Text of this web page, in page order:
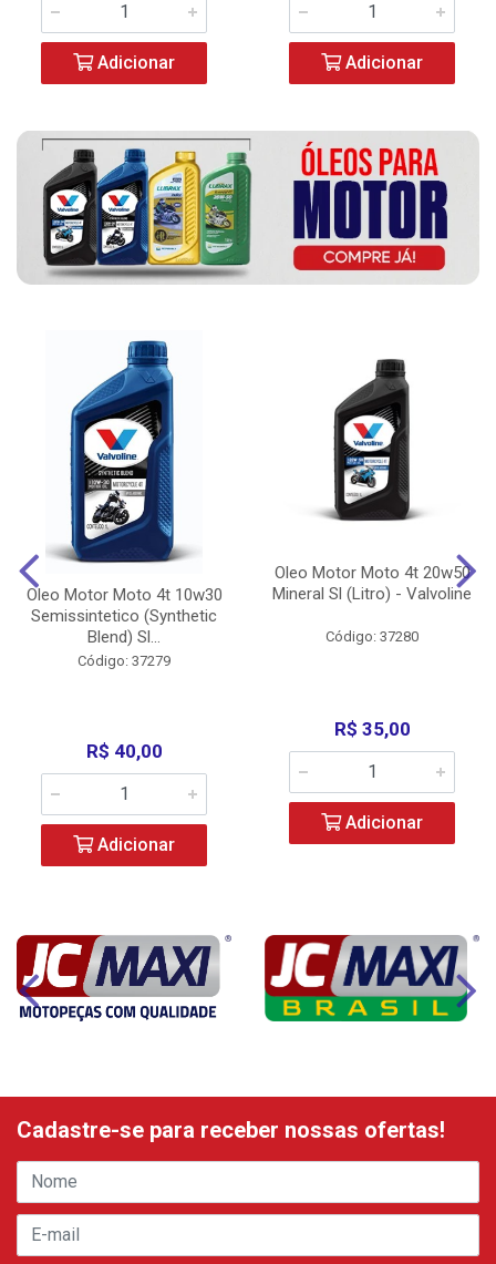
Adicionar Adicionar
Oleo Motor Moto 4t 10w30
Semissintetico (Synthetic
Blend) Sl...
Código: 37279
R$ 40,00
Adicionar
Oleo Motor Moto 4t 20w50
Mineral Sl (Litro) - Valvoline
Código: 37280
R$ 35,00
Adicionar
Cadastre-se para receber nossas ofertas!